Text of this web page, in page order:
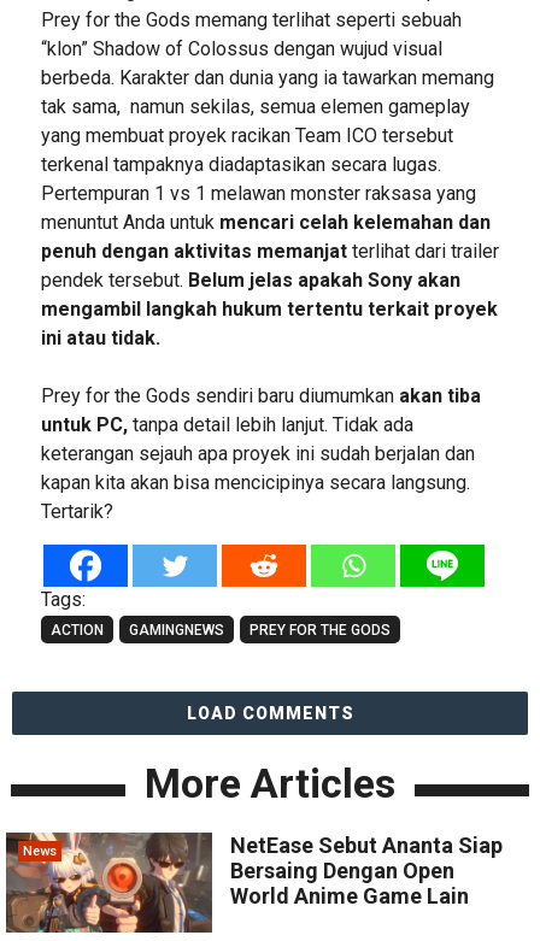
Prey for the Gods memang terlihat seperti sebuah
“klon” Shadow of Colossus dengan wujud visual
berbeda. Karakter dan dunia yang ia tawarkan memang
tak sama, namun sekilas, semua elemen gameplay
yang membuat proyek racikan Team ICO tersebut
terkenal tampaknya diadaptasikan secara lugas.
Pertempuran 1 vs 1 melawan monster raksasa yang
menuntut Anda untuk mencari celah kelemahan dan
penuh dengan aktivitas memanjatterlihat dari trailer
pendek tersebut. Belum jelas apakah Sony akan
mengambil langkah hukum tertentu terkait proyek
ini atau tidak.
Prey for the Gods sendiri baru diumumkan akan tiba
untuk PC,tanpa detail lebih lanjut. Tidak ada
keterangan sejauh apa proyek ini sudah berjalan dan
kapan kita akan bisa mencicipinya secara langsung.
Tertarik?
Tags:
ACTION GAMINGNEWS PREY FOR THE GODS
LOAD COMMENTS
More Articles
News
NetEase Sebut Ananta Siap
Bersaing Dengan Open
World Anime Game Lain